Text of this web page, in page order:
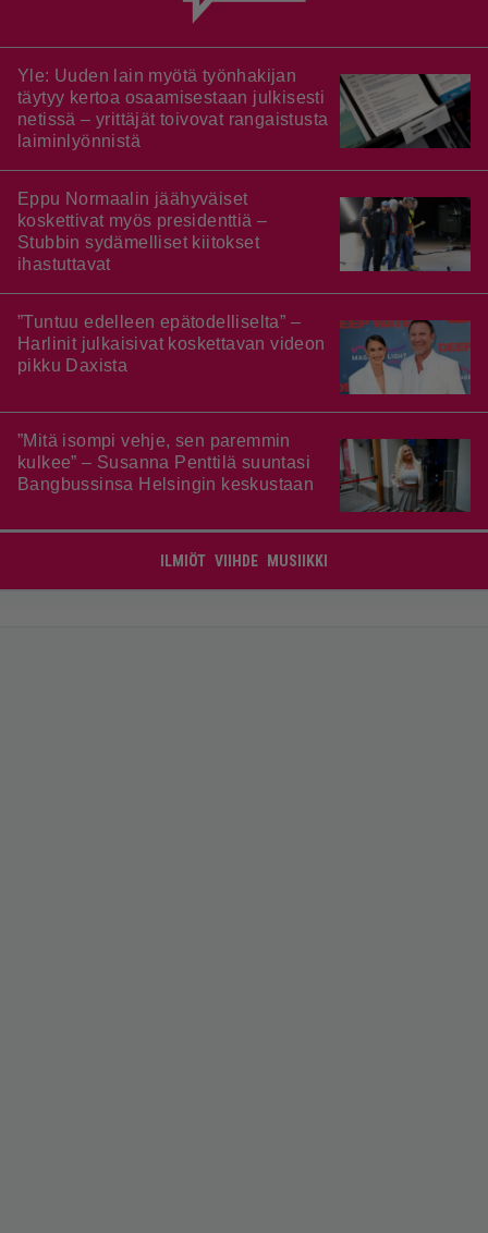
Yle: Uuden lain myötä työnhakijan
täytyy kertoa osaamisestaan julkisesti
netissä – yrittäjät toivovat rangaistusta
laiminlyönnistä
Eppu Normaalin jäähyväiset
koskettivat myös presidenttiä –
Stubbin sydämelliset kiitokset
ihastuttavat
”Tuntuu edelleen epätodelliselta” –
Harlinit julkaisivat koskettavan videon
pikku Daxista
”Mitä isompi vehje, sen paremmin
kulkee” – Susanna Penttilä suuntasi
Bangbussinsa Helsingin keskustaan
ILMIÖT VIIHDE MUSIIKKI